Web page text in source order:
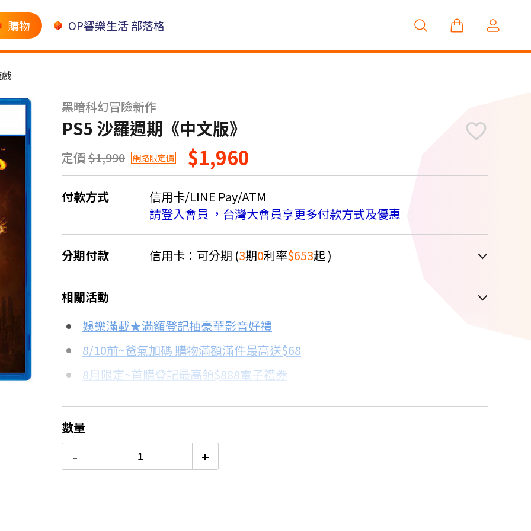
購物 OP響樂生活 部落格
黑暗科幻冒險新作
PS5 沙羅週期《中文版》
定價 $1,990 網路限定價 $1,960
付款方式
信用卡/LINE Pay/ATM
請登入會員 ，台灣大會員享更多付款方式及優惠
分期付款 信用卡：可分期 (3期0利率$653起 )
＊實際可分期數、適用利率，請以購物車顯示為主
信用卡分期
分期數
3期 0利率
每期金額
$653
$174
配合銀行/業者
18家銀行/業者
相關活動
娛樂滿載★滿額登記抽豪華影音好禮
8/10前~爸氣加碼 購物滿額滿件最高送$68
8月限定~首購登記最高領$888電子禮券
更多信用卡分期0利率滿額享回饋
SONY PS5 SLIM值得買嗎？→點我看達人教你買
數量
- +